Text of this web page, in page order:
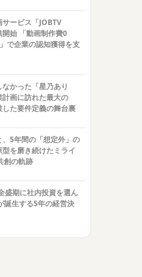
ービス「JOBTV
開始 「動画制作費0
で企業の認知獲得を支
かった「星乃あり
画に訪れた最大の
した要件定義の舞台裏
5年間の「想定外」の
を磨き続けたミライ
創の軌跡
盛期に社内投資を選ん
誕生する5年の経営決